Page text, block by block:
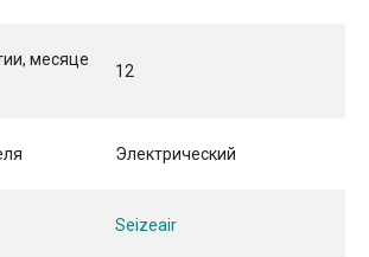
месяце
12
Электрический
Seizeair